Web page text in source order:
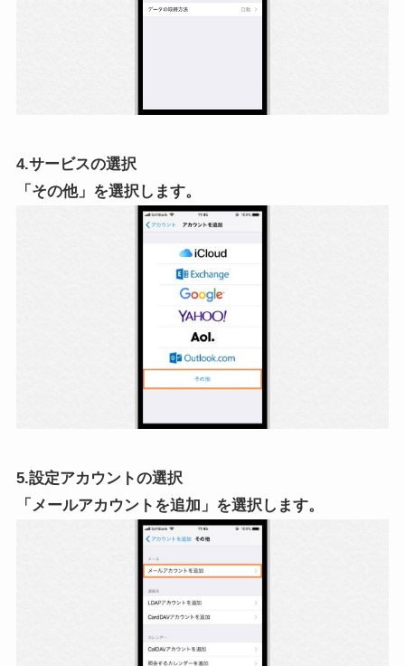
4.サービスの選択
「その他」を選択します。
5.設定アカウントの選択
「メールアカウントを追加」を選択します。